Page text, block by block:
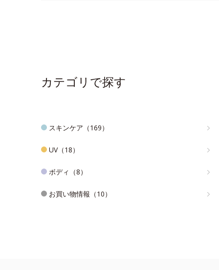
カテゴリで探す
スキンケア（169）
UV（18）
ボディ（8）
お買い物情報（10）